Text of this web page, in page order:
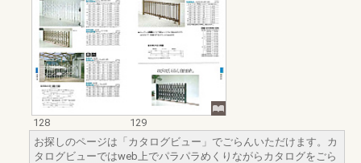
128
129
お探しのページは「カタログビュー」でごらんいただけます。カ
タログビューではweb上でパラパラめくりながらカタログをごら